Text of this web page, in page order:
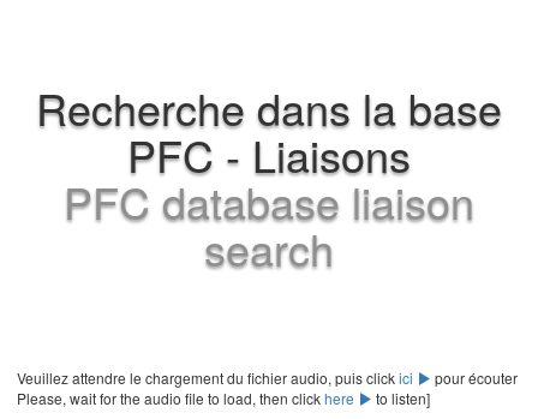
Recherche dans la base
PFC - Liaisons
PFC database liaison
search
Veuillez attendre le chargement du fichier audio, puis clickici
pour écouter
Please, wait for the audio file to load, then clickhere to listen]